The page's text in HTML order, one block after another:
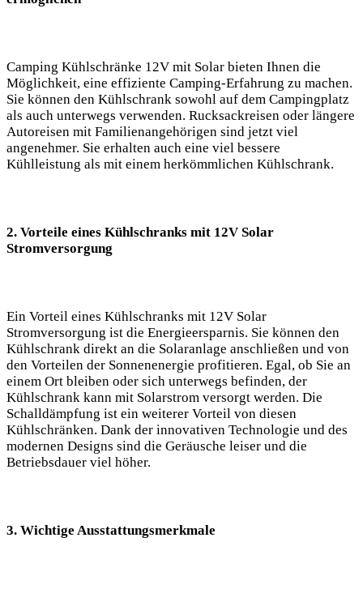
Camping Kühlschränke 12V mit Solar bieten Ihnen​ die
Möglichkeit, eine ⁤effiziente Camping-Erfahrung⁤ zu machen.
Sie können den Kühlschrank sowohl auf‍ dem Campingplatz
als auch unterwegs ‌verwenden. ⁣Rucksackreisen oder längere
Autoreisen mit Familienangehörigen sind jetzt viel⁢
angenehmer. Sie erhalten auch eine viel⁤ bessere⁣
Kühlleistung als mit⁢ einem herkömmlichen Kühlschrank.
2. ‍Vorteile eines Kühlschranks mit 12V Solar⁤
Stromversorgung
Ein Vorteil⁣ eines Kühlschranks⁢ mit 12V Solar
Stromversorgung ist die Energieersparnis. Sie können den‌
Kühlschrank‌ direkt an die Solaranlage anschließen ⁤und von⁢
den Vorteilen der Sonnenenergie​ profitieren. Egal, ob Sie an
‍einem Ort bleiben oder sich unterwegs‍ befinden, ‌der
Kühlschrank kann‍ mit Solarstrom‍ versorgt werden. Die
Schalldämpfung ⁣ist ein weiterer Vorteil von diesen
Kühlschränken. Dank ⁤der innovativen Technologie‌ und des
modernen Designs sind⁤ die ‍Geräusche leiser und die ​
Betriebsdauer viel höher.
3. Wichtige Ausstattungsmerkmale